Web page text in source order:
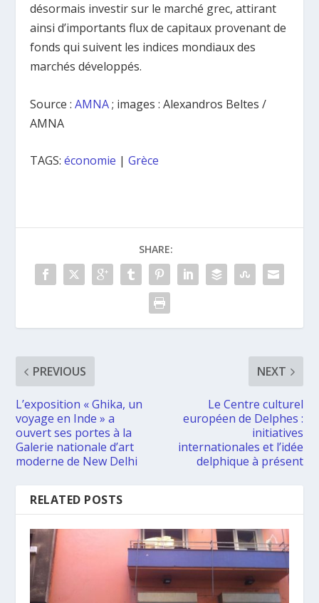
désormais investir sur le marché grec, attirant
ainsi d’importants flux de capitaux provenant de
fonds qui suivent les indices mondiaux des
marchés développés.
Source :AMNA; images : Alexandros Beltes /
AMNA
TAGS:économie |Grèce
SHARE:
PREVIOUS
L’exposition « Ghika, un
voyage en Inde » a
ouvert ses portes à la
Galerie nationale d’art
moderne de New Delhi
NEXT
Le Centre culturel
européen de Delphes :
initiatives
internationales et l’idée
delphique à présent
RELATED POSTS